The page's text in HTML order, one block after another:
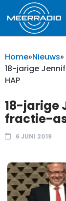
Home»Nieuws»
18-jarige
HAP
18-jarige
fractie-
6 JUNI 2019